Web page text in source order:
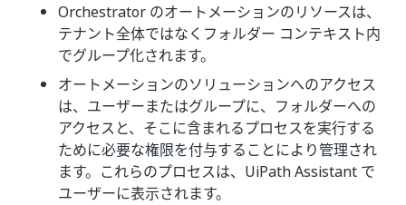
Orchestrator のオートメーションのリソースは、
テナント全体ではなくフォルダー コンテキスト内
でグループ化されます。
オートメーションのソリューションへのアクセス
は、ユーザーまたはグループに、フォルダーへの
アクセスと、そこに含まれるプロセスを実行する
ために必要な権限を付与することにより管理され
ます。これらのプロセスは、UiPath Assistant で
ユーザーに表示されます。